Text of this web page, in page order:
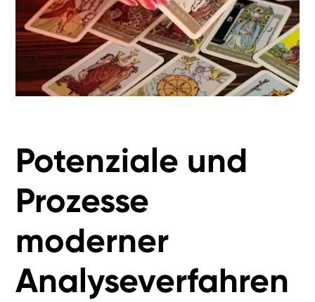
Potenziale und
Prozesse
moderner
Analyseverfahren